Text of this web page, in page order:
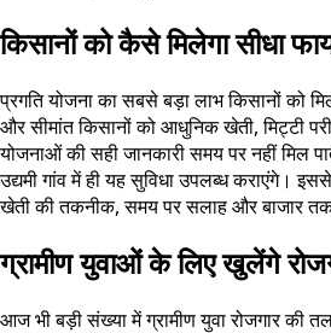
किसानों को कैसे मिलेगा सीधा
प्रगति योजना का सबसे बड़ा लाभ किसानों को
और सीमांत किसानों को आधुनिक खेती, मिट्टी
योजनाओं की सही जानकारी समय पर नहीं मिल
उद्यमी गांव में ही यह सुविधा उपलब्ध कराएंगे।
खेती की तकनीक, समय पर सलाह और बाजार
ग्रामीण युवाओं के लिए खुलेंगे
आज भी बड़ी संख्या में ग्रामीण युवा रोजगार की